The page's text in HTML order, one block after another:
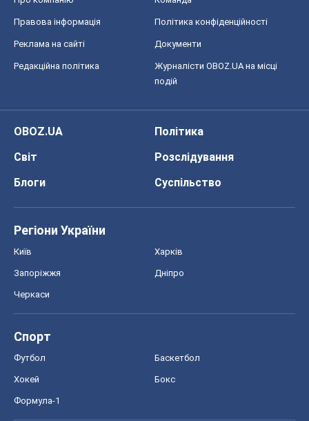
Правова інформація Політика конфіденційності
Реклама на сайті Документи
Редакційна політика
Журналісти OBOZ.UA на місці
подій
OBOZ.UA
Політика
Світ
Розслідування
Блоги
Суспільство
Регіони України
Київ Харків
Запоріжжя Дніпро
Черкаси
Спорт
Футбол Баскетбол
Хокей Бокс
Формула-1